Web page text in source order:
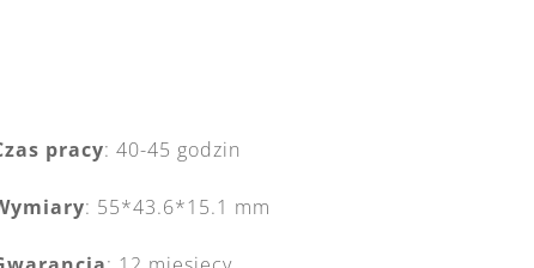
pracy: 40-45 godzin
: 55*43.6*15.1 mm